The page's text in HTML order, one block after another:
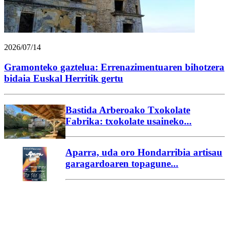
2026/07/14
Gramonteko gaztelua: Errenazimentuaren bihotzera
bidaia Euskal Herritik gertu
Bastida Arberoako Txokolate
Fabrika: txokolate usaineko...
Aparra, uda oro Hondarribia artisau
garagardoaren topagune...